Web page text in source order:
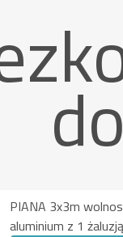
PIANA 3x3m
aluminium z 1